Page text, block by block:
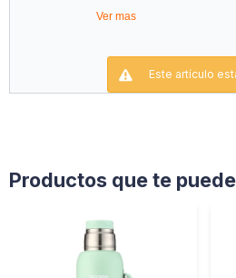
Mate Tradiciónal
Ver mas
Este artículo
Productos que te